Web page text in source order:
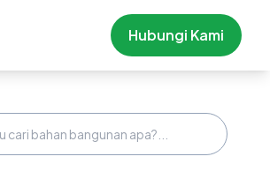
Hubungi Kami